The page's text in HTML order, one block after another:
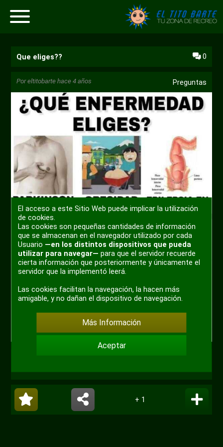
Que eliges?? 0
Poreltitobarte hace 4 años Preguntas
+ 1
El acceso a este Sitio Web puede implicar la utilización
de cookies.
Las cookies son pequeñas cantidades de información
que se almacenan en el navegador utilizado por cada
Usuario —en los distintos dispositivos que pueda
utilizar para navegar— para que el servidor recuerde
cierta información que posteriormente y únicamente el
servidor que la implementó leerá.
Las cookies facilitan la navegación, la hacen más
amigable, y no dañan el dispositivo de navegación.
Más Información
Aceptar